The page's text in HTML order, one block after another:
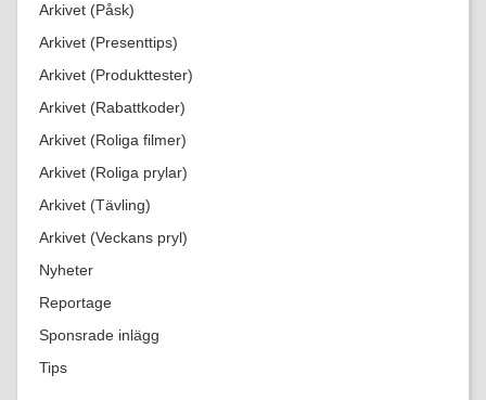
Arkivet (Påsk)
Arkivet (Presenttips)
Arkivet (Produkttester)
Arkivet (Rabattkoder)
Arkivet (Roliga filmer)
Arkivet (Roliga prylar)
Arkivet (Tävling)
Arkivet (Veckans pryl)
Nyheter
Reportage
Sponsrade inlägg
Tips